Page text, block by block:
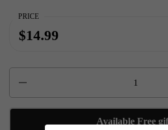
PRICE
$14.99
Available Free